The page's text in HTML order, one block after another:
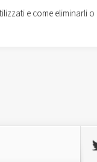
e come eliminarli